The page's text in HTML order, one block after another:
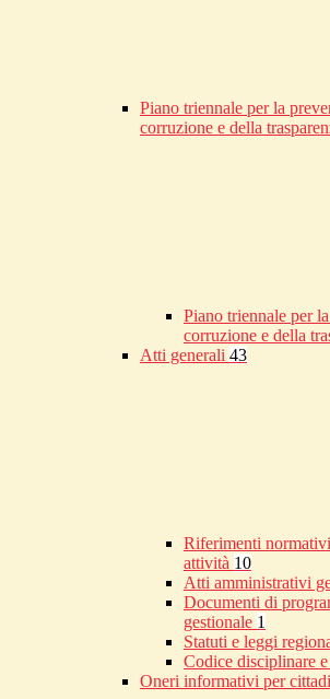
Piano triennale per la
corruzione e della
Piano triennale per
corruzione e della
Atti generali 43
Riferimenti
attività 10
Atti amministrativi
Documenti di
gestionale 1
Statuti e leggi
Codice disciplinare
Oneri informativi per